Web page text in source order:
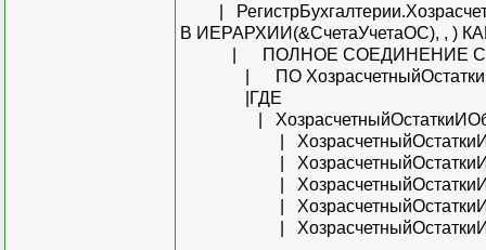
|
В ИЕРАРХИИ(&СчетаУчетаОС), , )
| ПОЛНОЕ СОЕДИНЕНИЕ
| ПО
|ГДЕ
|
|
|
|
|
|